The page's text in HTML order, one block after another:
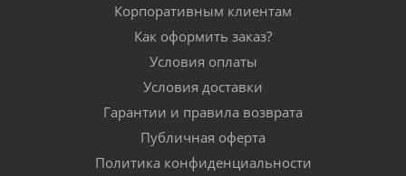
Корпоративным клиентам
Как оформить заказ?
Условия оплаты
Условия доставки
Гарантии и правила возврата
Публичная оферта
Политика конфиденциальности